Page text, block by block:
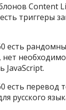
Content
триггеры
есть
JavaScript.
есть перевод
русского